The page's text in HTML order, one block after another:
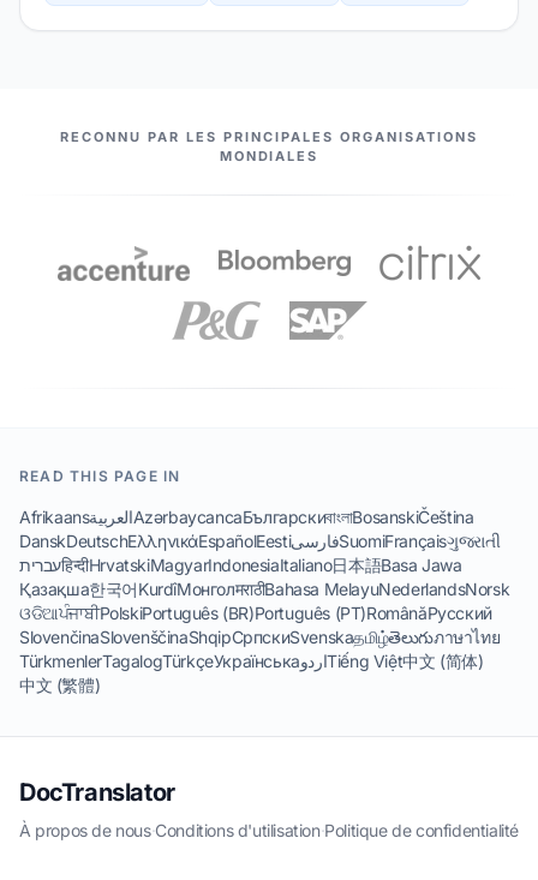
NOS PARTENAIRES
RECONNU PAR LES PRINCIPALES ORGANISATIONS
MONDIALES
READ THIS PAGE IN
AfrikaansالعربيةAzərbaycancaБългарскиবাংলাBosanskiČeština
DanskDeutschΕλληνικάEspañolEestiفارسیSuomiFrançaisગુજરાતી
עבריתहिन्दीHrvatskiMagyarIndonesiaItaliano日本語Basa Jawa
Қазақша한국어KurdîМонголमराठीBahasa MelayuNederlandsNorsk
ଓଡିଆਪੰਜਾਬੀPolskiPortuguês (BR)Português (PT)RomânăРусский
SlovenčinaSlovenščinaShqipСрпскиSvenskaதமிழ்తెలుగుภาษาไทย
TürkmenlerTagalogTürkçeУкраїнськаاردوTiếng Việt中文 (简体)
中文 (繁體)
DocTranslator
À propos de nous·Conditions d'utilisation·Politique de confidentialité